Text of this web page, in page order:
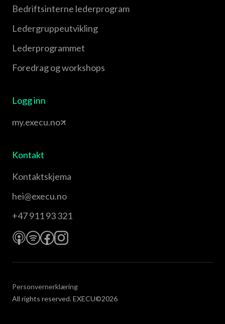
Bedriftsinterne lederprogram
Leder­gruppe­utvikling
Leder­programmet
Foredrag og workshops
Logg inn
my.execu.no
Kontakt
Kontaktskjema
hei@execu.no
+47 911 93 321
All rights reserved. EXECU©2026
Personvernerklæring